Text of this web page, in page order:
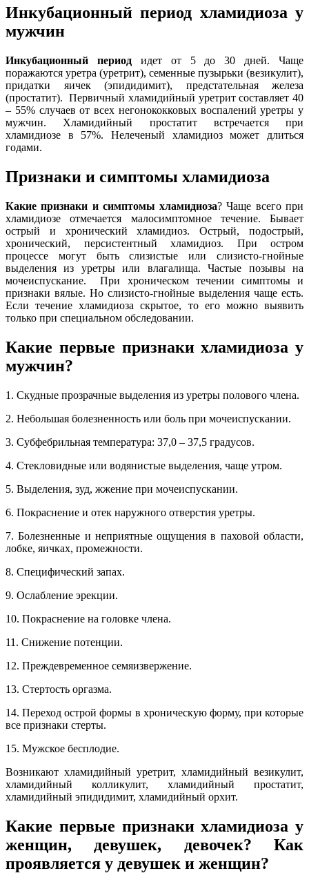
Инкубационный период хламидиоза у
мужчин
Инкубационный периодидет от 5 до 30 дней. Чаще
поражаются уретра (уретрит), семенные пузырьки (везикулит),
придатки яичек (эпидидимит), предстательная железа
(простатит). Первичный хламидийный уретрит составляет 40
– 55% случаев от всех негонококковых воспалений уретры у
мужчин. Хламидийный простатит встречается при
хламидиозе в 57%. Нелеченый хламидиоз может длиться
годами.
Признаки и симптомы хламидиоза
Какие признаки и симптомы хламидиоза? Чаще всего при
хламидиозе отмечается малосимптомное течение. Бывает
острый и хронический хламидиоз. Острый, подострый,
хронический, персистентный хламидиоз. При остром
процессе могут быть слизистые или слизисто-гнойные
выделения из уретры или влагалища. Частые позывы на
мочеиспускание. При хроническом течении симптомы и
признаки вялые. Но слизисто-гнойные выделения чаще есть.
Если течение хламидиоза скрытое, то его можно выявить
только при специальном обследовании.
Какие первые признаки хламидиоза у
мужчин?
1. Скудные прозрачные выделения из уретры полового члена.
2. Небольшая болезненность или боль при мочеиспускании.
3. Субфебрильная температура: 37,0 – 37,5 градусов.
4. Стекловидные или водянистые выделения, чаще утром.
5. Выделения, зуд, жжение при мочеиспускании.
6. Покраснение и отек наружного отверстия уретры.
7. Болезненные и неприятные ощущения в паховой области,
лобке, яичках, промежности.
8. Специфический запах.
9. Ослабление эрекции.
10. Покраснение на головке члена.
11. Снижение потенции.
12. Преждевременное семяизвержение.
13. Стертость оргазма.
14. Переход острой формы в хроническую форму, при которые
все признаки стерты.
15. Мужское бесплодие.
Возникают хламидийный уретрит, хламидийный везикулит,
хламидийный колликулит, хламидийный простатит,
хламидийный эпидидимит, хламидийный орхит.
Какие первые признаки хламидиоза у
женщин, девушек, девочек? Как
проявляется у девушек и женщин?